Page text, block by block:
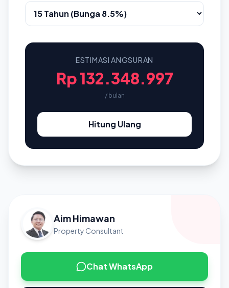
ESTIMASI ANGSURAN
Rp 132.348.997
/ bulan
Hitung Ulang
Aim Himawan
Property Consultant
Chat WhatsApp